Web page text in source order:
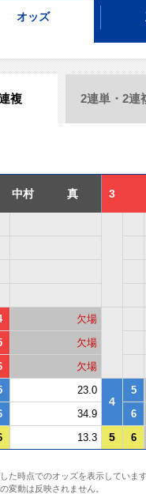
オッズ
複 2連単・2連
中村 真 3
欠場
欠場
欠場
23.0
4
5
34.9 6
13.3 5 6
た時点でのオッズを表示していま
変動は反映されません。